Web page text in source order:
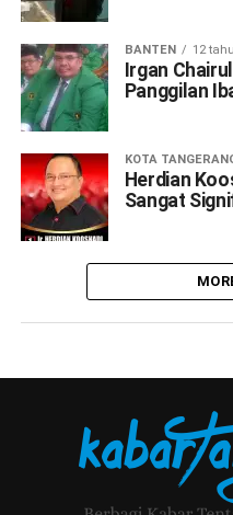
BANTEN 12
Irgan
Panggilan
KOTA
Herdian
Sangat